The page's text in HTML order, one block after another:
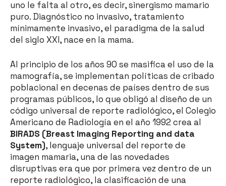
uno le falta al otro, es decir, sinergismo mamario
puro. Diagnóstico no invasivo, tratamiento
mínimamente invasivo, el paradigma de la salud
del siglo XXI, nace en la mama.
Al principio de los años 90 se masifica el uso de la
mamografía, se implementan políticas de cribado
poblacional en decenas de países dentro de sus
programas públicos, lo que obligó al diseño de un
código universal de reporte radiológico, el Colegio
Americano de Radiología en el año 1992 crea al
BIRADS (Breast Imaging Reporting and data
System), lenguaje universal del reporte de
imagen mamaria, una de las novedades
disruptivas era que por primera vez dentro de un
reporte radiológico, la clasificación de una